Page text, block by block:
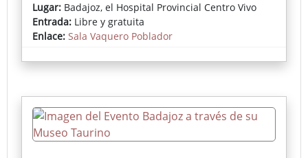
Esta técnica, que prescinde de zonas blancas para
sumergirse en la oscuridad, desafía la estética
superficial de lo decorativo. En su lugar, propone un
viaje emocional hacia la nostalgia, la melancolía, el
Lugar: Badajoz, el Hospital Provincial Centro Vivo
Entrada: Libre y gratuita
Enlace: Sala Vaquero Poblador